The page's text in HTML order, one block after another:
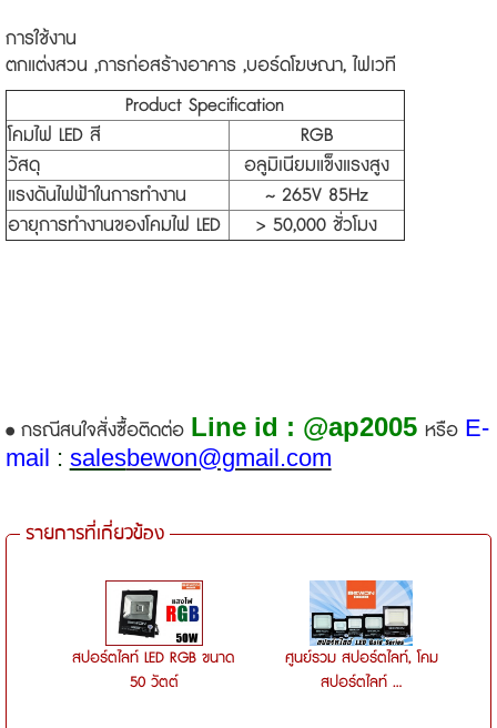
การใช้งาน
ตกแต่งสวน ,การก่อสร้างอาคาร ,บอร์ดโฆษณา, ไฟเวที
Product Specification
โคมไฟ LED สี
RGB
วัสดุ
อลูมิเนียมแข็งแรงสูง
แรงดันไฟฟ้าในการทำงาน
~ 265V 85Hz
อายุการทำงานของโคมไฟ LED
> 50,000 ชั่วโมง
• กรณีสนใจสั่งซื้อติดต่อ Line id : @ap2005 หรือ E-
mail : salesbewon@gmail.com
รายการที่เกี่ยวข้อง
สปอร์ตไลท์ LED RGB ขนาด
50 วัตต์
ศูนย์รวม สปอร์ตไลท์, โคม
สปอร์ตไลท์ ...